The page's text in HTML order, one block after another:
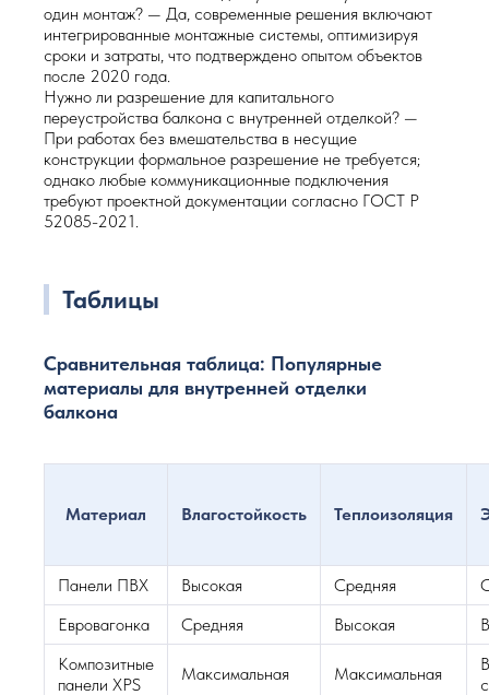
один монтаж? — Да, современные решения включают
интегрированные монтажные системы, оптимизируя
сроки и затраты, что подтверждено опытом объектов
после 2020 года.
Нужно ли разрешение для капитального
переустройства балкона с внутренней отделкой? —
При работах без вмешательства в несущие
конструкции формальное разрешение не требуется;
однако любые коммуникационные подключения
требуют проектной документации согласно ГОСТ Р
52085-2021.
Таблицы
Сравнительная таблица: Популярные
материалы для внутренней отделки
балкона
Материал Влагостойкость Теплоизоляция
Панели ПВХ Высокая Средняя
Евровагонка
Средняя Высокая
Композитные
панели XPS
Максимальная Максимальная